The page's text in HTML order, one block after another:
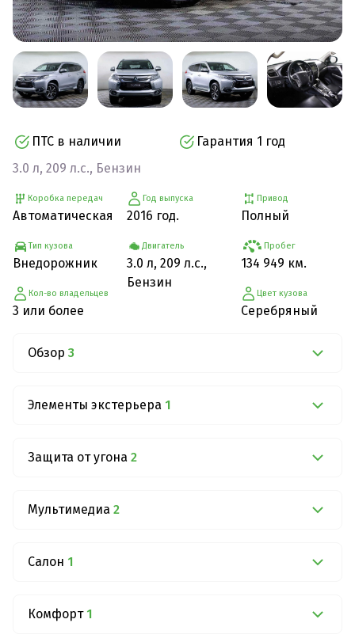
ПТС в наличии
Гарантия 1 год
3.0 л, 209 л.с., Бензин
Коробка передач
Автоматическая
Тип кузова
Внедорожник
Кол-во владельцев
3 или более
Год выпуска
2016 год.
Двигатель
3.0 л, 209 л.с.,
Бензин
Привод
Полный
Пробег
134 949 км.
Цвет кузова
Серебряный
Обзор 3
Элементы экстерьера 1
Защита от угона 2
Мультимедиа 2
Салон 1
Комфорт 1